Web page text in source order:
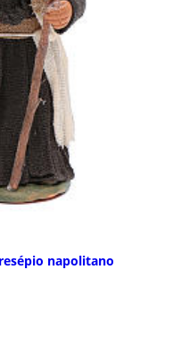
napolitano